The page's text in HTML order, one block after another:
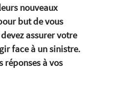
nouveaux
but de vous
assurer votre
face à un sinistre.
réponses à vos